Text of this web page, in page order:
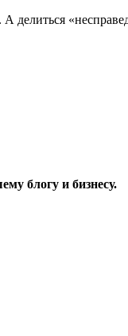
делиться
блогу и бизнесу.